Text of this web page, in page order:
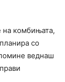
на комбињата,
со
веднаш